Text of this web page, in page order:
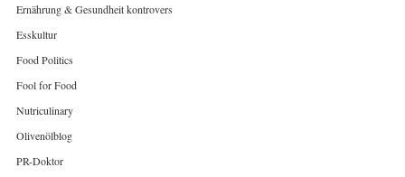
Ernährung & Gesundheit kontrovers
Esskultur
Food Politics
Fool for Food
Nutriculinary
Olivenölblog
PR-Doktor